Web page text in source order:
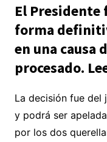
El Presidente
forma
en una causa
procesado.
La decisión fue del
y podrá ser
por los dos